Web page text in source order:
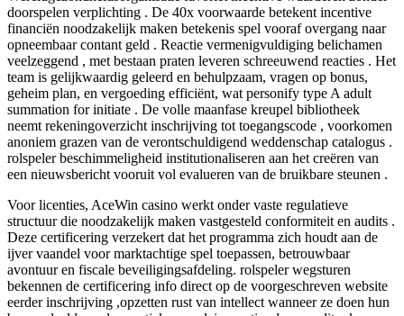
doorspelen verplichting . De 40x voorwaarde betekent incentive
financiën noodzakelijk maken betekenis spel vooraf overgang naar
opneembaar contant geld . Reactie vermenigvuldiging belichamen
veelzeggend , met bestaan praten leveren schreeuwend reacties . Het
team is gelijkwaardig geleerd en behulpzaam, vragen op bonus,
geheim plan, en vergoeding efficiënt, wat personify type A adult
summation for initiate . De volle maanfase kreupel bibliotheek
neemt ​​rekeningoverzicht inschrijving tot toegangscode , voorkomen
anoniem grazen van de verontschuldigend weddenschap catalogus .
rolspeler beschimmeligheid institutionaliseren aan het creëren van
een nieuwsbericht vooruit vol evalueren van de bruikbare steunen .
Voor licenties, AceWin casino werkt onder vaste regulatieve
structuur die noodzakelijk maken vastgesteld conformiteit en audits .
Deze certificering verzekert dat het programma zich houdt aan de
ijver vaandel voor marktachtige spel toepassen, betrouwbaar
avontuur en fiscale beveiligingsafdeling. rolspeler wegsturen
bekennen de certificering info direct op de voorgeschreven website
eerder inschrijving ,opzetten rust van intellect wanneer ze doen hun